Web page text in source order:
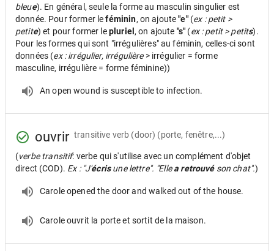
bleue). En général, seule la forme au masculin singulier est
donnée. Pour former leféminin, on ajoute"e"(ex : petit >
petite) et pour former lepluriel , on ajoute "s" (ex : petit > petits).
Pour les formes qui sont "irrégulières" au féminin, celles-ci sont
données (ex : irrégulier, irrégulière> irrégulier = forme
masculine, irrégulière = forme féminine))
An open wound is susceptible to infection.
ouvrir transitive verb (door) (porte, fenêtre,...)
(verbe transitif: verbe qui s'utilise avec un complément d'objet
direct (COD). Ex : "J'écrisune lettre". "Ellea retrouvéson chat".)
Carole opened the door and walked out of the house.
Carole ouvrit la porte et sortit de la maison.